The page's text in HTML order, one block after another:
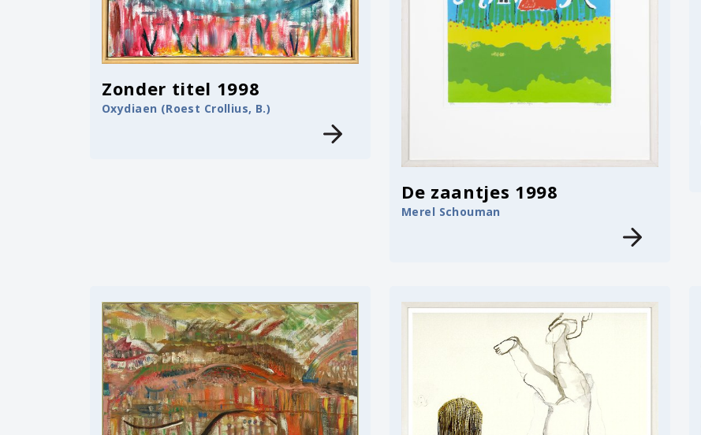
Zonder titel 1998
Oxydiaen (Roest Crollius, B.)
De zaantjes 1998
Merel Schouman